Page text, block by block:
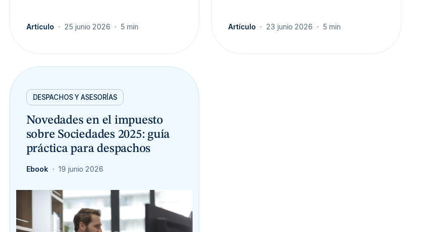
Artículo 25 junio 2026 5 min Artículo 23 junio 2026 5 min
DESPACHOS Y ASESORÍAS
Novedades en el impuesto
sobre Sociedades 2025: guía
práctica para despachos
Ebook 19 junio 2026